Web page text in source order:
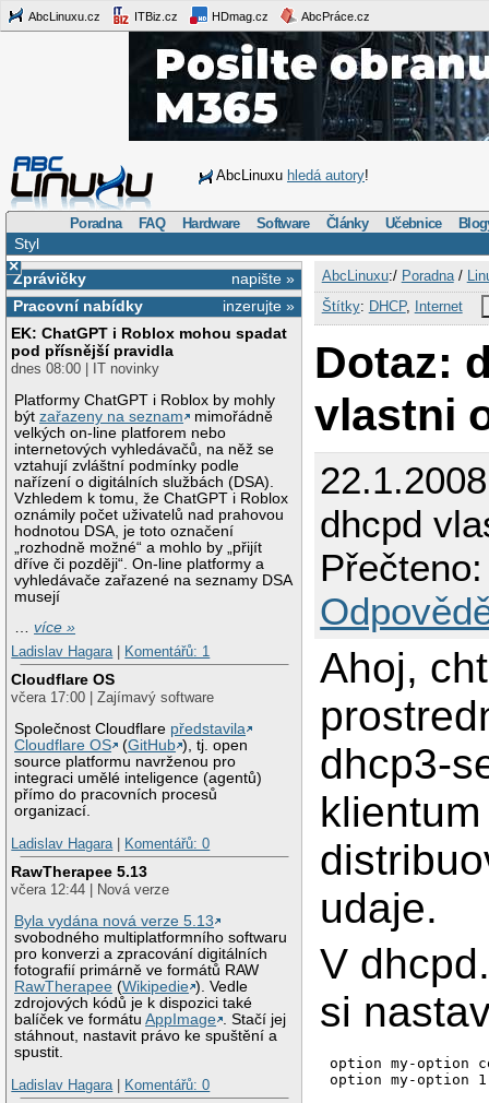
AbcLinuxu.cz ITBiz.cz HDmag.cz AbcPráce.cz
AbcLinuxu hledá autory!
Poradna FAQ Hardware Software Články Učebnice
Styl
×
napište »
Zprávičky
inzerujte »
Pracovní nabídky
EK: ChatGPT i Roblox mohou spadat
pod přísnější pravidla
dnes 08:00 | IT novinky
Platformy ChatGPT i Roblox by mohly
býtzařazeny na seznam
mimořádně
velkých on-line platforem nebo
internetových vyhledávačů, na něž se
vztahují zvláštní podmínky podle
nařízení o digitálních službách (DSA).
Vzhledem k tomu, že ChatGPT i Roblox
oznámily počet uživatelů nad prahovou
hodnotou DSA, je toto označení
„rozhodně možné“ a mohlo by „přijít
dříve či později“. On-line platformy a
vyhledávače zařazené na seznamy DSA
musejí
…více »
Ladislav Hagara
Komentářů: 1
Cloudflare OS
včera 17:00 | Zajímavý software
Společnost Cloudflare představila
Cloudflare OS
(GitHub ), tj. open
source platformu navrženou pro
integraci umělé inteligence (agentů)
přímo do pracovních procesů
organizací.
Ladislav Hagara
Komentářů: 0
RawTherapee 5.13
včera 12:44 | Nová verze
Byla vydána nová verze 5.13
svobodného multiplatformního softwaru
pro konverzi a zpracování digitálních
fotografií primárně ve formátů RAW
RawTherapee (Wikipedie ). Vedle
zdrojových kódů je k dispozici také
balíček ve formátuAppImage . Stačí jej
stáhnout, nastavit právo ke spuštění a
spustit.
Ladislav Hagara
Komentářů: 0
AbcLinuxu:/ Poradna/
Štítky: DHCP, Internet
Dotaz:
vlastni
dhcpd
Ahoj,
dhcp3-
klientum
udaje.
V
si
option my-option